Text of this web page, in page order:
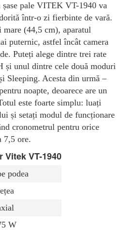
pale VITEK VT-1940 va
într-o zi fierbinte de vară.
(44,5 cm), aparatul
puternic, astfel încât camera
Puteți alege dintre trei rate
și unul dintre cele două moduri
Sleeping. Acesta din urmă –
noapte, deoarece are un
este foarte simplu: luați
și setați modul de funcționare
cronometrul pentru orice
7,5 ore.
VT-1940
podea
W